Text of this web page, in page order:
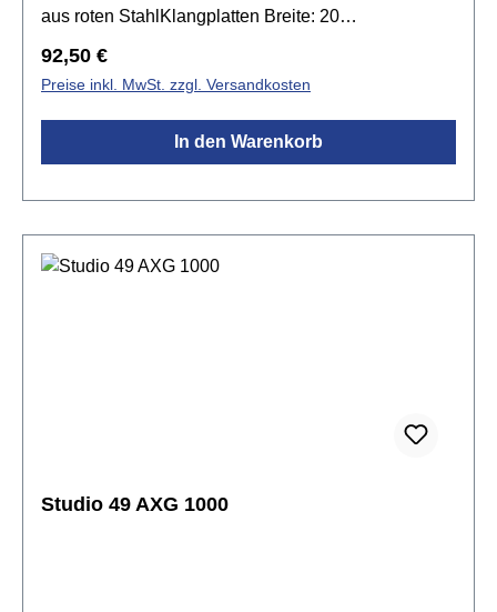
aus roten StahlKlangplatten Breite: 20
Buchenmassivholz & Buchensperrholzinkl. 1 Paar
SCH 40 Schlägel
Regulärer Preis:
92,50 €
Preise inkl. MwSt. zzgl. Versandkosten
In den Warenkorb
Studio 49 AXG 1000